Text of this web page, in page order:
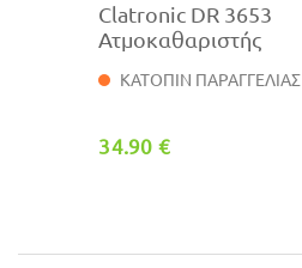
Clatronic DR 3653
Ατμοκαθαριστής
ΚΑΤΟΠΙΝ ΠΑΡΑΓΓΕΛΙΑΣ
34.90 €